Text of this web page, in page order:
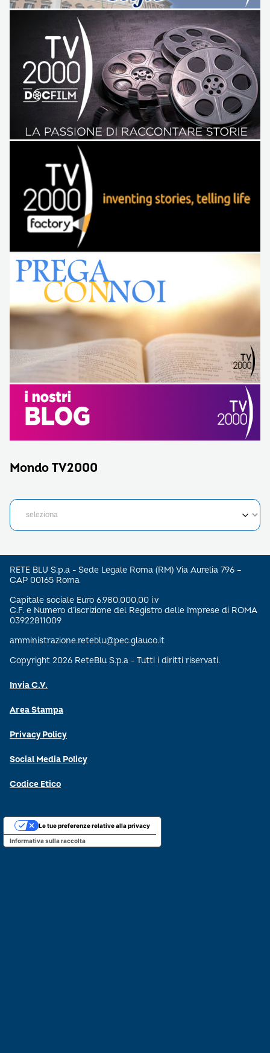
Mondo TV2000
RETE BLU S.p.a - Sede Legale Roma (RM) Via Aurelia 796 –
CAP 00165 Roma
Capitale sociale Euro 6.980.000,00 i.v
C.F. e Numero d’iscrizione del Registro delle Imprese di ROMA
03922811009
amministrazione.reteblu@pec.glauco.it
Copyright 2026 ReteBlu S.p.a - Tutti i diritti riservati.
Invia C.V.
Area Stampa
Privacy Policy
Social Media Policy
Codice Etico
Informativa sulla raccolta
Le tue preferenze relative alla privacy